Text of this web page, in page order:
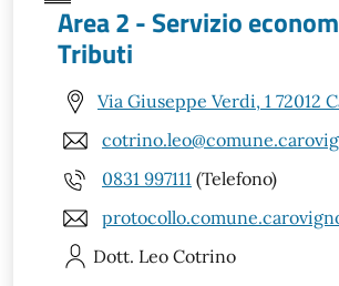
Area 2 - Servizio
Tributi
Via Giuseppe Verdi, 1 72012
0831 997111 (Telefono)
Dott. Leo Cotrino